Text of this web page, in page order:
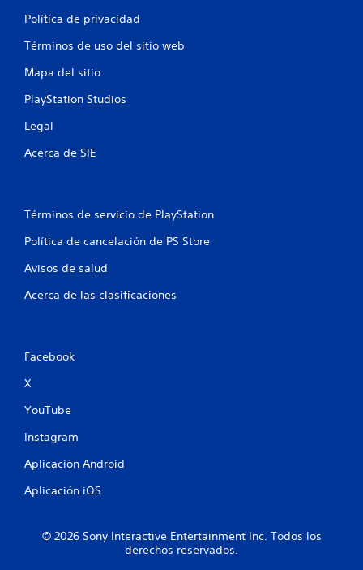
c
Política de privacidad
Términos de uso del sitio web
Mapa del sitio
PlayStation Studios
Legal
Acerca de SIE
Términos de servicio de PlayStation
Política de cancelación de PS Store
Avisos de salud
Acerca de las clasificaciones
Facebook
X
YouTube
Instagram
Aplicación Android
Aplicación iOS
© 2026 Sony Interactive Entertainment Inc. Todos los
derechos reservados.